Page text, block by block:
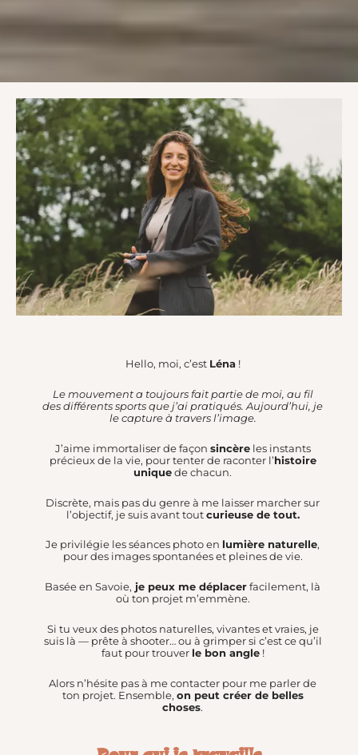
Hello, moi, c’est Léna!
Le mouvement a toujours fait partie de moi, au fil
des différents sports que j’ai pratiqués. Aujourd’hui, je
le capture à travers l’image.
J’aime immortaliser de façon sincèreles instants
précieux de la vie, pour tenter de raconter l’histoire
uniquede chacun.
Discrète, mais pas du genre à me laisser marcher sur
l’objectif, je suis avant toutcurieuse de tout.
Je privilégie les séances photo en lumière naturelle,
pour des images spontanées et pleines de vie.
Basée en Savoie, je peux me déplacerfacilement, là
où ton projet m’emmène.
Si tu veux des photos naturelles, vivantes et vraies, je
suis là — prête à shooter… ou à grimper si c’est ce qu’il
faut pour trouver le bon angle!
Alors n’hésite pas à me contacter pour me parler de
ton projet. Ensemble, on peut créer de belles
choses.